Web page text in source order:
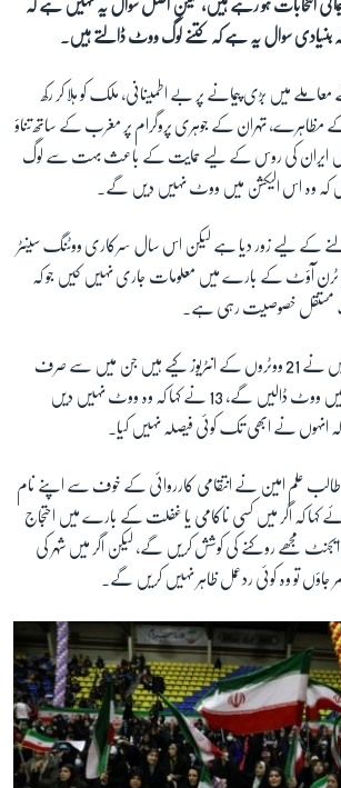
انتخابات ہو رہے ہیں، لیکن اصل سوال یہ نہیں ہے کہ
سوال یہ ہے کہ کتنے لوگ ووٹ ڈالتے ہیں۔
میں بڑی پیمانے پر بے اطمینانی، ملک کو ہلا کر رکھ
مظاہرے، تہران کے جوہری پروگرام پر مغرب کے ساتھ تناؤ
ایران کی روس کے لیے حمایت کے باعث بہت سے لوگ
کہ وہ اس الیکشن میں ووٹ نہیں دیں گے۔
کے لیے زور دیا ہے لیکن اس سال سرکاری ووٹنگ سینٹر
آؤٹ کے بارے میں معلومات جاری نہیں کیں جو کہ
مستقل خصوصیت رہی ہے۔
حال ہی میں ایسوسی ایٹڈ پریس نے 21 ووٹروں کے انٹریوز کیے ہیں جن میں سے صرف
پانچ نے کہا ہے کہ الیکشن میں ووٹ ڈالیں گے، 13 نے کہا کہ وہ ووٹ نہیں دیں
انہوں نے ابھی تک کوئی فیصلہ نہیں کیا۔
کے ایک 21 سالہ طالب علم امین نے انتقامی کارروائی کے خوف سے اپنے نام
کہا کہ اگر میں کسی ناکامی یا غفلت کے بارے میں احتجاج
ایجنٹ مجھے روکنے کی کوشش کریں گے، لیکن اگر میں شہر کی
جاؤں تو وہ کوئی ردعمل ظاہر نہیں کریں گے۔